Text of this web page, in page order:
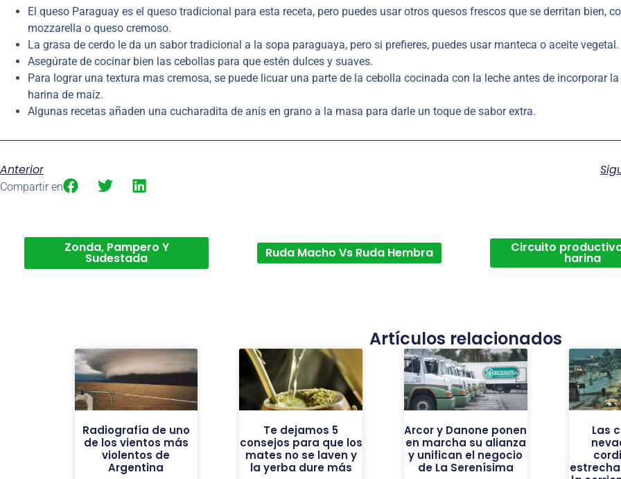
El queso Paraguay es el queso tradicional para esta receta, pero puedes usar otros quesos frescos que se derritan bien,
mozzarella o queso cremoso.
La grasa de cerdo le da un sabor tradicional a la sopa paraguaya, pero si prefieres, puedes usar manteca o aceite vegetal.
Asegúrate de cocinar bien las cebollas para que estén dulces y suaves.
Para lograr una textura mas cremosa, se puede licuar una parte de la cebolla cocinada con la leche antes de incorporar la
harina de maíz.
Algunas recetas añaden una cucharadita de anís en grano a la masa para darle un toque de sabor extra.
Anterior
Compartir en
Zonda, Pampero Y
Sudestada Ruda Macho Vs Ruda Hembra Circuito
harina
Artículos relacionados
Radiografía de uno
de los vientos más
violentos de
Argentina
Te dejamos 5
consejos para que los
mates no se laven y
la yerba dure más
Arcor y Danone ponen
en marcha su alianza
y unifican el negocio
de La Serenísima
Las